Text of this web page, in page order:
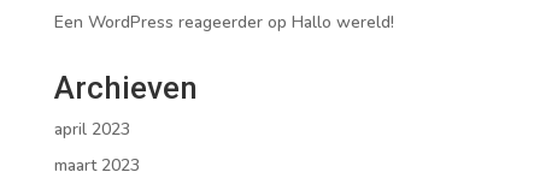
Een WordPress reageerderop Hallo wereld!
Archieven
april 2023
maart 2023